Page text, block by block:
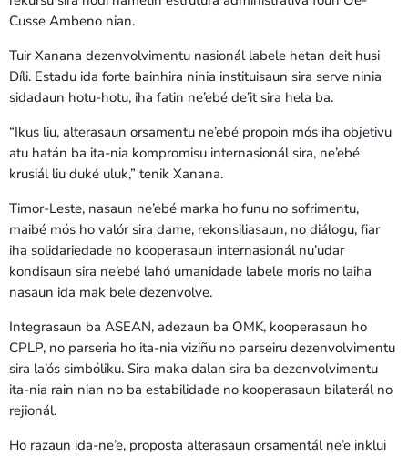
Cusse Ambeno nian.
Tuir Xanana dezenvolvimentu nasionál labele hetan deit husi
Díli. Estadu ida forte bainhira ninia instituisaun sira serve ninia
sidadaun hotu-hotu, iha fatin ne’ebé de’it sira hela ba.
“Ikus liu, alterasaun orsamentu ne’ebé propoin mós iha objetivu
atu hatán ba ita-nia kompromisu internasionál sira, ne’ebé
krusiál liu duké uluk,” tenik Xanana.
Timor-Leste, nasaun ne’ebé marka ho funu no sofrimentu,
maibé mós ho valór sira dame, rekonsiliasaun, no diálogu, fiar
iha solidariedade no kooperasaun internasionál nu’udar
kondisaun sira ne’ebé lahó umanidade labele moris no laiha
nasaun ida mak bele dezenvolve.
Integrasaun ba ASEAN, adezaun ba OMK, kooperasaun ho
CPLP, no parseria ho ita-nia viziñu no parseiru dezenvolvimentu
sira la’ós simbóliku. Sira maka dalan sira ba dezenvolvimentu
ita-nia rain nian no ba estabilidade no kooperasaun bilaterál no
rejionál.
Ho razaun ida-ne’e, proposta alterasaun orsamentál ne’e inklui